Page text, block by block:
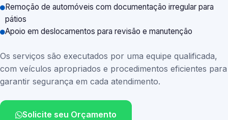
Remoção de automóveis com documentação irregular para
pátios
Apoio em deslocamentos para revisão e manutenção
Os serviços são executados por uma equipe qualificada,
com veículos apropriados e procedimentos eficientes para
garantir segurança em cada atendimento.
Solicite seu Orçamento